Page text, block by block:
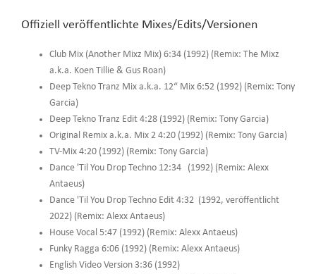
Offiziell veröffentlichte Mixes/Edits/Versionen
Club Mix (Another Mixz Mix) 6:34 (1992) (Remix: The Mixz
a.k.a. Koen Tillie & Gus Roan)
Deep Tekno Tranz Mix a.k.a. 12“ Mix 6:52 (1992) (Remix: Tony
Garcia)
Deep Tekno Tranz Edit 4:28 (1992) (Remix: Tony Garcia)
Original Remix a.k.a. Mix 2 4:20 (1992) (Remix: Tony Garcia)
TV-Mix 4:20 (1992) (Remix: Tony Garcia)
Dance 'Til You Drop Techno 12:34 (1992) (Remix: Alexx
Antaeus)
Dance 'Til You Drop Techno Edit 4:32 (1992, veröffentlicht
2022) (Remix: Alexx Antaeus)
House Vocal 5:47 (1992) (Remix: Alexx Antaeus)
Funky Ragga 6:06 (1992) (Remix: Alexx Antaeus)
English Video Version 3:36 (1992)